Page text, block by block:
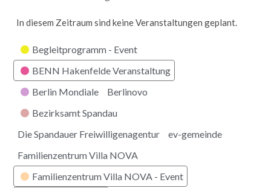
In diesem Zeitraum sind keine Veranstaltungen geplant.
Kategorien
Begleitprogramm - Event
BENN Hakenfelde Veranstaltung
Berlin Mondiale
Berlinovo
Bezirksamt Spandau
Die Spandauer Freiwilligenagentur
ev-gemeinde
Familienzentrum Villa NOVA
Familienzentrum Villa NOVA - Event